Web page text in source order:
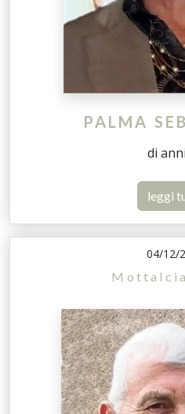
PALMA
di anni
leggi
04/12/